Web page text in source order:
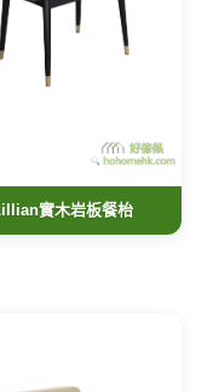
實木岩板餐枱